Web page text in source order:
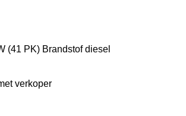
(41 PK) Brandstof diesel
verkoper